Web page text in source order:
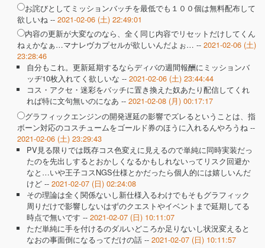
お詫びとしてミッションバッチを最低でも１００個は無料配布して
欲しいね -- 2021-02-06 (土) 22:49:01
内容の更新が大変なのなら、全く同じ内容でリセットだけしてくん
ねぇかなぁ…マナレヴカプセルが欲しいんだよぉ… -- 2021-02-06 (土)
23:28:46
自分もこれ。更新延期するならディバの週間報酬にミッションバ
ッヂ10枚入れてく欲しいな -- 2021-02-06 (土) 23:44:44
コス・アクセ・迷彩をバッチに置き換えた奴あたり配信してくれ
れば特に文句無いのになあ -- 2021-02-08 (月) 00:17:17
グラフィックエンジンの開発遅延の影響でズレるということは、指
ボーン対応のコスチュームをゴールド券のほうに入れるんやろうね --
2021-02-06 (土) 23:29:43
PV見る限りでは既存コス色変えに見えるので単純に同時実装だっ
たのを先出しするとおかしくなるかもしれないってリスク回避か
なと…いや王子コスNGS仕様とかだったら個人的には嬉しいんだ
けど -- 2021-02-07 (日) 02:24:08
その理論は全く関係ないし新仕様入るわけでもそもグラフィック
周りだけで影響しないはずのクエストやイベントまで延期してる
時点で無いです -- 2021-02-07 (日) 10:11:07
ただ単純に手を付けるのダルいどころか足りないし状況変えると
なおの事面倒になるってだけの話 -- 2021-02-07 (日) 10:11:57